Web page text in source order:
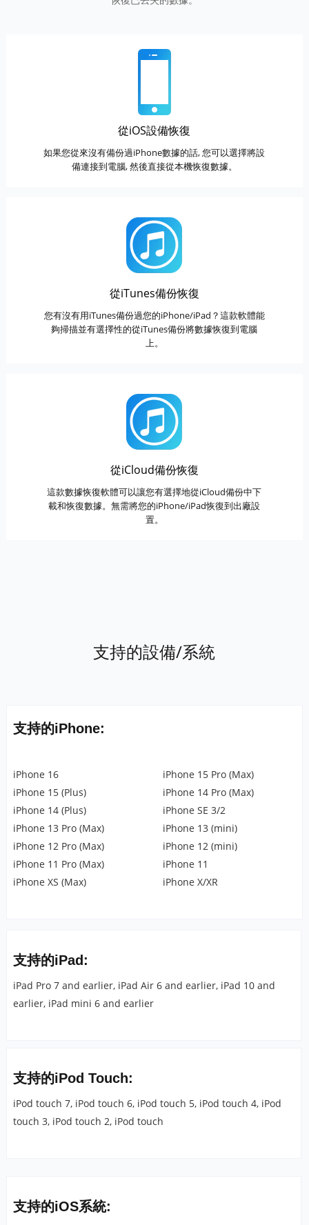
從iOS設備恢復
如果您從來沒有備份過iPhone數據的話, 您可以選擇將設
備連接到電腦, 然後直接從本機恢復數據。
從iTunes備份恢復
您有沒有用iTunes備份過您的iPhone/iPad？這款軟體能
夠掃描並有選擇性的從iTunes備份將數據恢復到電腦
上。
從iCloud備份恢復
這款數據恢復軟體可以讓您有選擇地從iCloud備份中下
載和恢復數據。無需將您的iPhone/iPad恢復到出廠設
置。
支持的設備/系統
支持的iPhone:
iPhone 16
iPhone 15 Pro (Max)
iPhone 15 (Plus)
iPhone 14 Pro (Max)
iPhone 14 (Plus)
iPhone SE 3/2
iPhone 13 Pro (Max)
iPhone 13 (mini)
iPhone 12 Pro (Max)
iPhone 12 (mini)
iPhone 11 Pro (Max)
iPhone 11
iPhone XS (Max)
iPhone X/XR
支持的iPad:
iPad Pro 7 and earlier, iPad Air 6 and earlier, iPad 10 and
earlier, iPad mini 6 and earlier
支持的iPod Touch:
iPod touch 7, iPod touch 6, iPod touch 5, iPod touch 4, iPod
touch 3, iPod touch 2, iPod touch
支持的iOS系統: